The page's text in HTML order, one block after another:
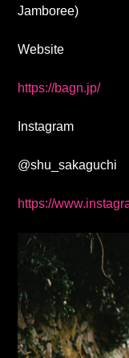
Jamboree)
Website
https://bagn.jp/
Instagram
@shu_sakaguchi
https://